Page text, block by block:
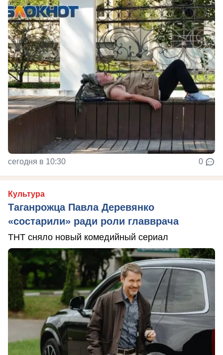
сегодня в 10:30 0
Культура
Таганрожца Павла Деревянко
«состарили» ради роли главврача
ТНТ сняло новый комедийный сериал